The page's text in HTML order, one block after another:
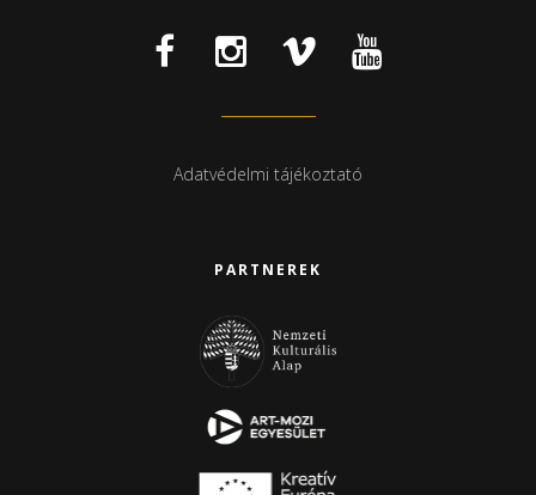
Adatvédelmi tájékoztató
PARTNEREK